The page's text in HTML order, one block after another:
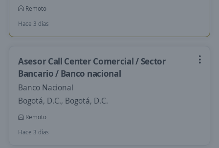
Remoto
Hace 3 días
Asesor Call Center Comercial / Sector
Bancario / Banco nacional
Banco Nacional
Bogotá, D.C., Bogotá, D.C.
Remoto
Hace 3 días